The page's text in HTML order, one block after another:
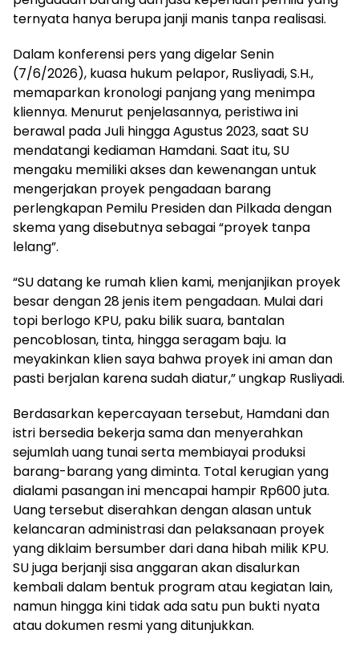
ternyata hanya berupa janji manis tanpa realisasi.
Dalam konferensi pers yang digelar Senin
(7/6/2026), kuasa hukum pelapor, Rusliyadi, S.H.,
memaparkan kronologi panjang yang menimpa
kliennya. Menurut penjelasannya, peristiwa ini
berawal pada Juli hingga Agustus 2023, saat SU
mendatangi kediaman Hamdani. Saat itu, SU
mengaku memiliki akses dan kewenangan untuk
mengerjakan proyek pengadaan barang
perlengkapan Pemilu Presiden dan Pilkada dengan
skema yang disebutnya sebagai “proyek tanpa
lelang”.
“SU datang ke rumah klien kami, menjanjikan proyek
besar dengan 28 jenis item pengadaan. Mulai dari
topi berlogo KPU, paku bilik suara, bantalan
pencoblosan, tinta, hingga seragam baju. Ia
meyakinkan klien saya bahwa proyek ini aman dan
pasti berjalan karena sudah diatur,” ungkap Rusliyadi.
Berdasarkan kepercayaan tersebut, Hamdani dan
istri bersedia bekerja sama dan menyerahkan
sejumlah uang tunai serta membiayai produksi
barang-barang yang diminta. Total kerugian yang
dialami pasangan ini mencapai hampir Rp600 juta.
Uang tersebut diserahkan dengan alasan untuk
kelancaran administrasi dan pelaksanaan proyek
yang diklaim bersumber dari dana hibah milik KPU.
SU juga berjanji sisa anggaran akan disalurkan
kembali dalam bentuk program atau kegiatan lain,
namun hingga kini tidak ada satu pun bukti nyata
atau dokumen resmi yang ditunjukkan.